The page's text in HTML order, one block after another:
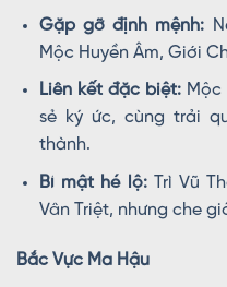
Gặp gỡ định mệnh:
Mộc Huyền Âm, Giới
Liên kết đặc biệt: Mộc
sẻ ký ức, cùng trải
thành.
Bí mật hé lộ:Trì Vũ
Vân Triệt, nhưng che
Bắc Vực Ma Hậu